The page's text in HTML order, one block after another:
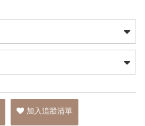
加入追蹤清單